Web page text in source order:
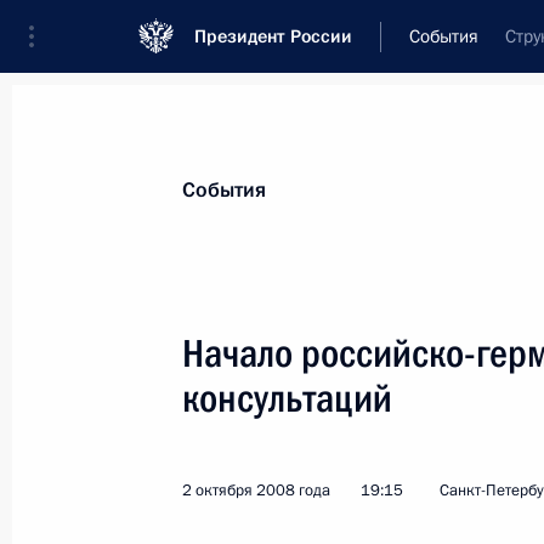
Президент России События
Новости
Послания Федеральному Собранию
Заявления по важнейшим вопросам
Речи и обращения
События
Начало российско-
консультаций
2 октября 2008 года 19:15 Санкт-